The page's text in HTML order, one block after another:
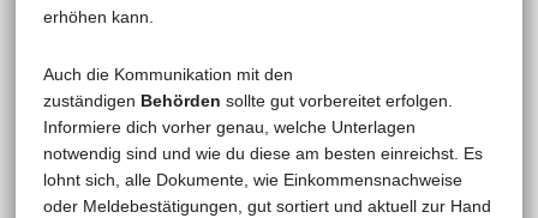
erhöhen kann.
Auch die Kommunikation mit den
zuständigen Behörden sollte gut vorbereitet erfolgen.
Informiere dich vorher genau, welche Unterlagen
notwendig sind und wie du diese am besten einreichst. Es
lohnt sich, alle Dokumente, wie Einkommensnachweise
oder Meldebestätigungen, gut sortiert und aktuell zur Hand